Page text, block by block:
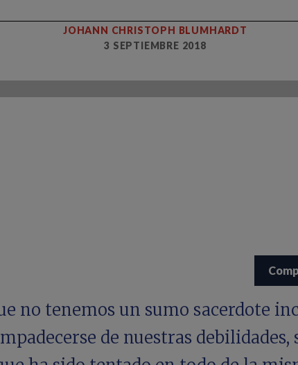
JOHANN CHRISTOPH BLUMHARDT
3 SEPTIEMBRE 2018
no tenemos un sumo sacerdote
de nuestras debilidades,